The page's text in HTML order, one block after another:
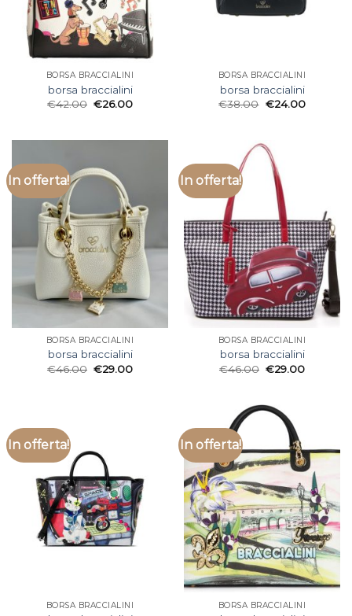
BORSA BRACCIALINI
borsa braccialini
€42.00 €26.00
BORSA BRACCIALINI
borsa braccialini
€38.00 €24.00
In offerta!
BORSA BRACCIALINI
borsa braccialini
€46.00 €29.00
In offerta!
BORSA BRACCIALINI
borsa braccialini
€46.00 €29.00
In offerta!
BORSA BRACCIALINI
In offerta!
BORSA BRACCIALINI